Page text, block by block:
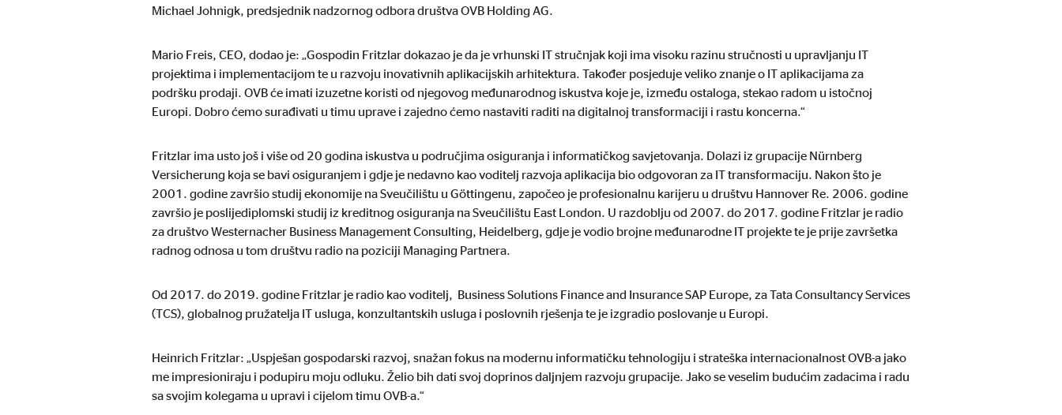
Michael Johnigk, predsjednik nadzornog odbora društva OVB Holding AG.
Mario Freis, CEO, dodao je: „Gospodin Fritzlar dokazao je da je vrhunski IT stručnjak koji ima visoku razinu stručnosti u upravljanju IT
projektima i implementacijom te u razvoju inovativnih aplikacijskih arhitektura. Također posjeduje veliko znanje o IT aplikacijama za
podršku prodaji. OVB će imati izuzetne koristi od njegovog međunarodnog iskustva koje je, između ostaloga, stekao radom u istočnoj
Europi. Dobro ćemo surađivati ​​u timu uprave i zajedno ćemo nastaviti raditi na digitalnoj transformaciji i rastu koncerna.“
Fritzlar ima usto još i više od 20 godina iskustva u područjima osiguranja i informatičkog savjetovanja. Dolazi iz grupacije Nürnberg
Versicherung koja se bavi osiguranjem i gdje je nedavno kao voditelj razvoja aplikacija bio odgovoran za IT transformaciju. Nakon što je
2001. godine završio studij ekonomije na Sveučilištu u Göttingenu, započeo je profesionalnu karijeru u društvu Hannover Re. 2006. godine
završio je poslijediplomski studij iz kreditnog osiguranja na Sveučilištu East London. U razdoblju od 2007. do 2017. godine Fritzlar je radio
za društvo Westernacher Business Management Consulting, Heidelberg, gdje je vodio brojne međunarodne IT projekte te je prije završetka
radnog odnosa u tom društvu radio na poziciji Managing Partnera.
Od 2017. do 2019. godine Fritzlar je radio kao voditelj, Business Solutions Finance and Insurance SAP Europe, za Tata Consultancy Services
(TCS), globalnog pružatelja IT usluga, konzultantskih usluga i poslovnih rješenja te je izgradio poslovanje u Europi.
Heinrich Fritzlar: „Uspješan gospodarski razvoj, snažan fokus na modernu informatičku tehnologiju i strateška internacionalnost OVB-a jako
me impresioniraju i podupiru moju odluku. Želio bih dati svoj doprinos daljnjem razvoju grupacije. Jako se veselim budućim zadacima i radu
sa svojim kolegama u upravi i cijelom timu OVB-a.“
fe_typo_user
Spremanje korisničkih postavki
Trajanje kolačića: sesija
Kolačić suglasnosti
Ponuđač: mindshape
Upravljanje postavkama suglasnosti
Statistički kolačići prikupljaju podatke anonimno. Ovi nam podaci pomažu da shvatimo kako naši posjetitelji koriste našu mrežnu stranicu.